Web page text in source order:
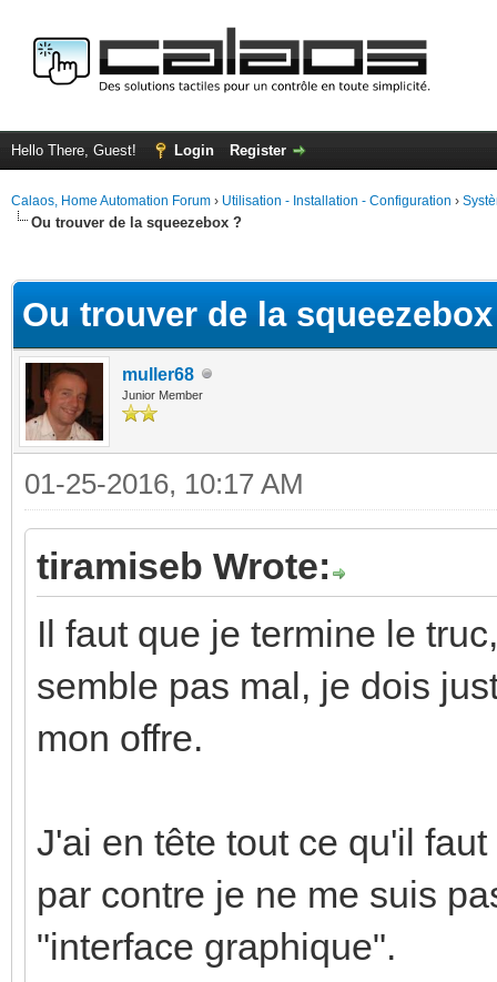
Hello There, Guest! Login Register
Calaos, Home Automation Forum › Utilisation - Installation - Configuration ›
Ou trouver de la squeezebox ?
Ou trouver de la
muller68
Junior Member
01-25-2016, 10:17 AM
tiramiseb Wrote:
Il faut que je termine le
semble pas mal, je dois
mon offre.
J'ai en tête tout ce qu'il
par contre je ne me suis
"interface graphique".